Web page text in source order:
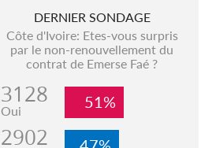
DERNIER SONDAGE
Côte d'Ivoire: Etes-vous surpris
par le non-renouvellement du
contrat de Emerse Faé ?
3128
Oui 51%
2902